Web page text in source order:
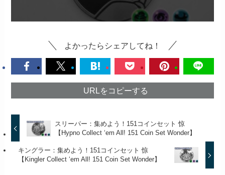
よかったらシェアしてね！
URLをコピーする
スリーパー：集めよう！151コインセット 惊
【Hypno Collect ‘em All! 151 Coin Set Wonder】
キングラー：集めよう！151コインセット 惊
【Kingler Collect ‘em All! 151 Coin Set Wonder】